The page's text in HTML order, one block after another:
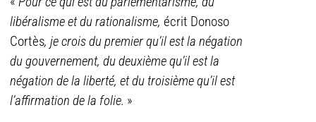
libéralisme et du rationalisme, écrit Donoso
Cortès, je crois du premier qu’il est la négation
du gouvernement, du deuxième qu’il est la
négation de la liberté, et du troisième qu’il est
l’affirmation de la folie. »